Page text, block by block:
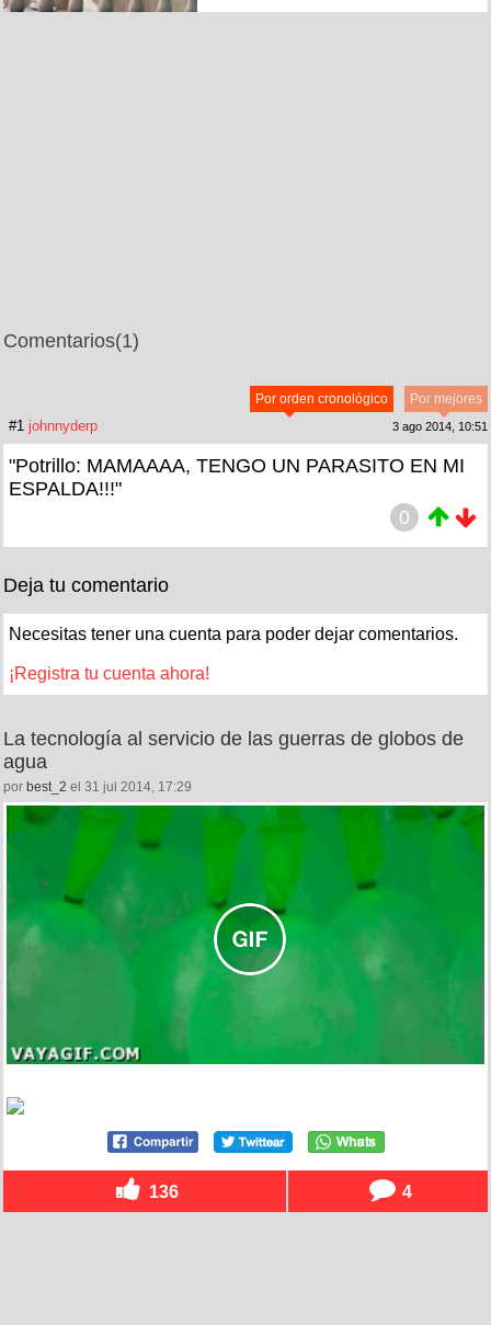
Comentarios(1)
Por mejores
Por orden cronológico
#1 johnnyderp 3 ago 2014, 10:51
"Potrillo: MAMAAAA, TENGO UN PARASITO EN MI
ESPALDA!!!"
0
Deja tu comentario
Necesitas tener una cuenta para poder dejar comentarios.
¡Registra tu cuenta ahora!
La tecnología al servicio de las guerras de globos de
agua
por best_2 el 31 jul 2014, 17:29
136 4